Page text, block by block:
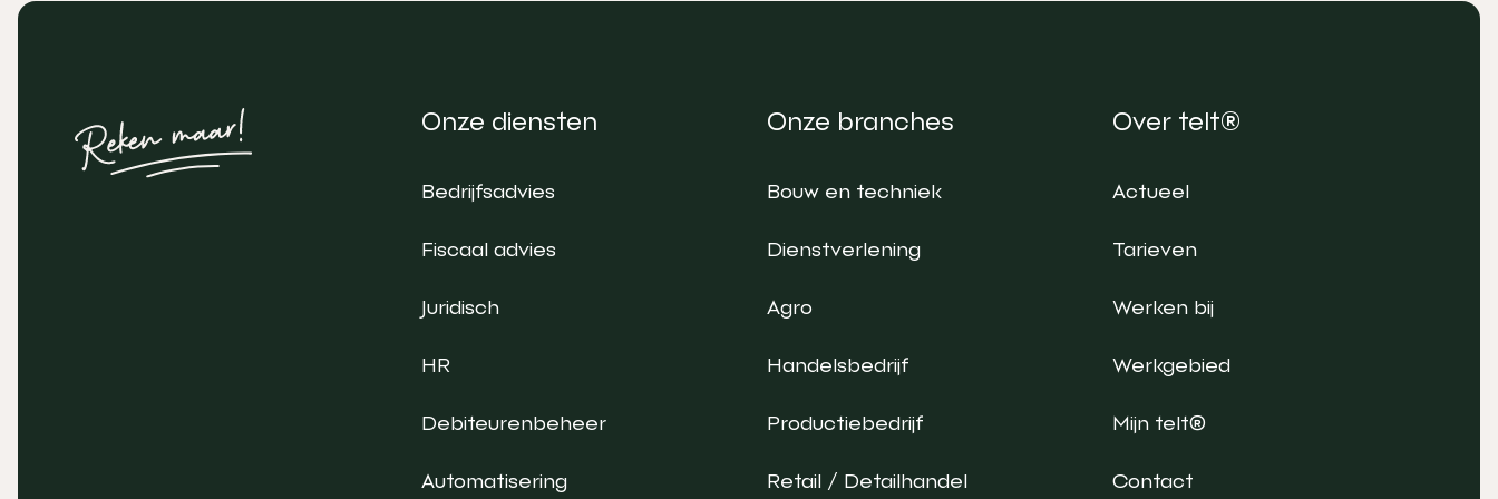
Onze diensten
Bedrijfsadvies
Fiscaal advies
Juridisch
HR
Debiteurenbeheer
Automatisering
Onze branches
Bouw en techniek
Dienstverlening
Agro
Handelsbedrijf
Productiebedrijf
Retail / Detailhandel
Over telt®
Actueel
Tarieven
Werken bij
Werkgebied
Mijn telt®
Contact